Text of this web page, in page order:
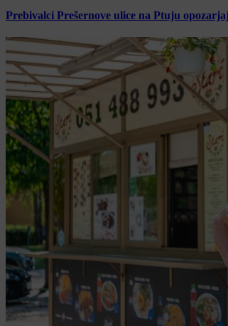
Prebivalci Prešernove ulice na Ptuju